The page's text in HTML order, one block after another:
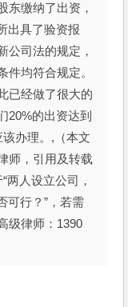
东缴纳了出资，
出具了验资报
公司法的规定，
件均符合规定。
已经做了很大的
20%的出资达到
办理。,（本文
师，引用及转载
两人设立公司，
可行？”，若需
级律师：1390